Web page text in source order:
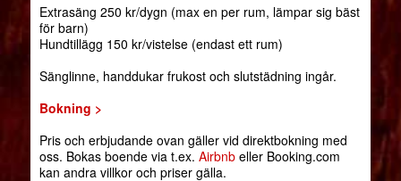
Extrasäng 250 kr/dygn (max en per rum, lämpar sig bäst
för barn)
Hundtillägg 150 kr/vistelse (endast ett rum)
Sänglinne, handdukar frukost och slutstädning ingår.
Bokning >
Pris och erbjudande ovan gäller vid direktbokning med
oss. Bokas boende via t.ex. Airbnbeller Booking.com
kan andra villkor och priser gälla.